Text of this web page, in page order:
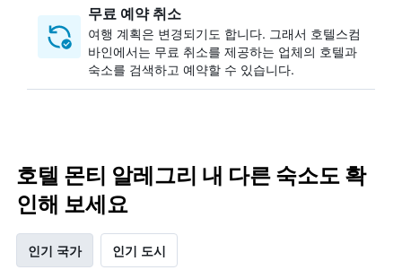
무료 예약 취소
여행 계획은 변경되기도 합니다. ​그래서 호텔스컴
바인에서는 무료 취소를 제공하는 업체의 호텔과
숙소를 검색하고 예약할 수 있습니다.
호텔 몬티 알레그리 내 다른 숙소도 확
인해 보세요
인기 국가 인기 도시